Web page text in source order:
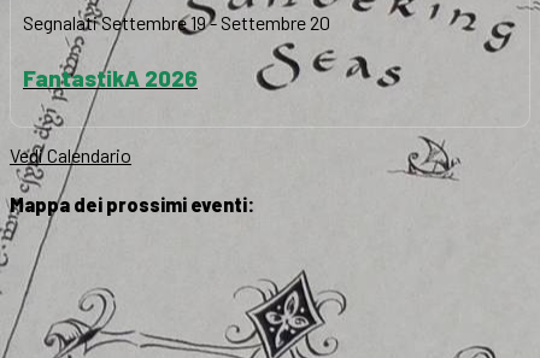
SegnalatiSettembre 19- Settembre 20
FantastikA 2026
Vedi Calendario
Mappa dei prossimi eventi: